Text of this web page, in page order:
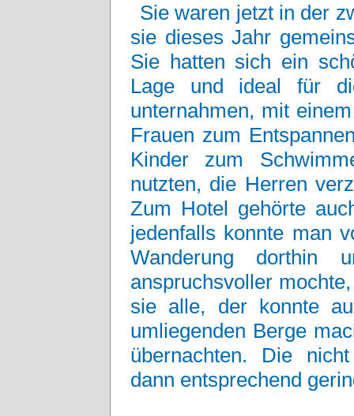
Sie waren jetzt in der
sie dieses Jahr
Sie hatten sich ein
Lage und ideal für
unternahmen, mit
Frauen zum
Kinder zum
nutzten, die Herren
Zum Hotel gehörte
jedenfalls konnte man
Wanderung dorthin
anspruchsvoller
sie alle, der konnte
umliegenden Berge
übernachten. Die
dann entsprechend